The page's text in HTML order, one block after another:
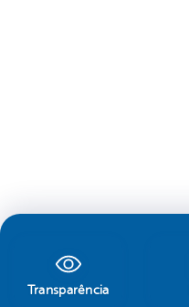
Transparência